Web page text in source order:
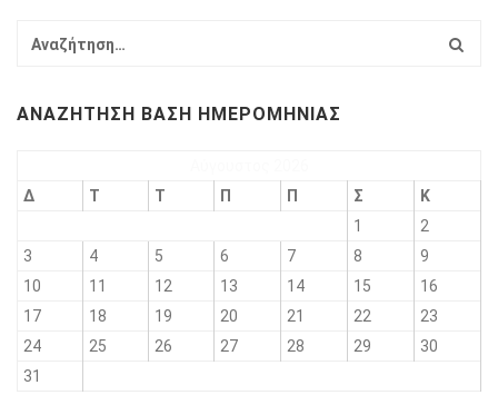
ΑΝΑΖΉΤΗΣΗ ΒΆΣΗ ΗΜΕΡΟΜΗΝΊΑΣ
Δ
Τ Τ Π Π Σ
Κ
1
2
3
4 5 6 7 8
9
10
11 12 13 14 15
16
17
18 19 20 21 22
23
24
25 26 27 28 29
30
31